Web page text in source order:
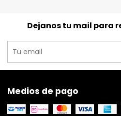
Dejanos tu mail para
Medios de pago